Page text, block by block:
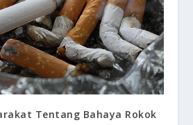
Tentang Bahaya Rokok